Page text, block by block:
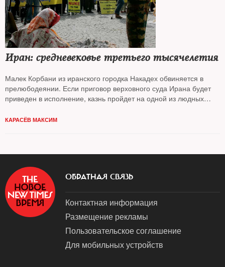
Иран: средневековье третьего тысячелетия
Малек Корбани из иранского городка Накадех обвиняется в
прелюбодеянии. Если приговор верховного суда Ирана будет
приведен в исполнение, казнь пройдет на одной из людных
разбиралсяThe New Times
КАРАСЁВ МАКСИМ
ОБРАТНАЯ СВЯЗЬ
Контактная информация
Размещение рекламы
Пользовательское соглашение
Для мобильных устройств